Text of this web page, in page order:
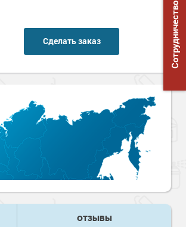
Сделать заказ
ОТЗЫВЫ
Сотрудничество